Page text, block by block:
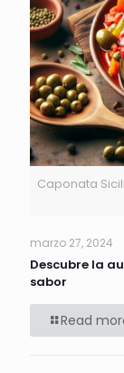
Caponata
marzo 27, 2024
Descubre la
sabor
Read